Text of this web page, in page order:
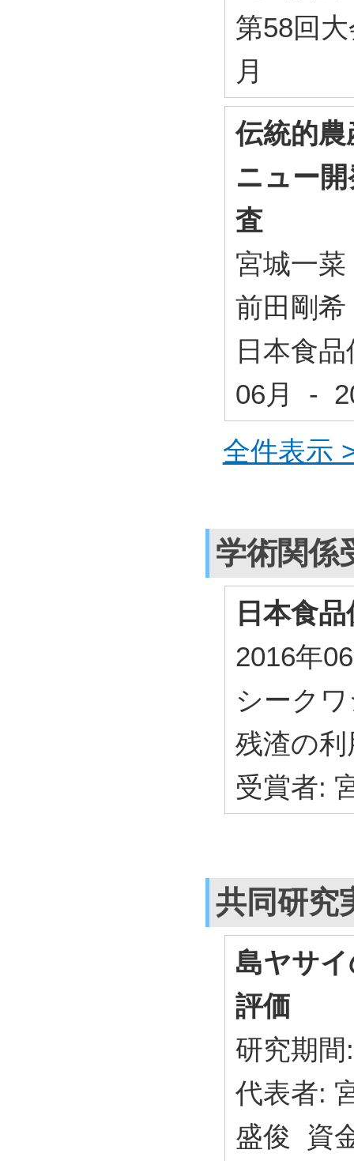
第58回
月
伝統的
ニュー
査
宮城一
前田剛
日本食
06月 -
全件表示
学術関係
日本食
2016年
シーク
残渣の
受賞者:
共同研究
島ヤサ
評価
研究期
代表者:
盛俊 資